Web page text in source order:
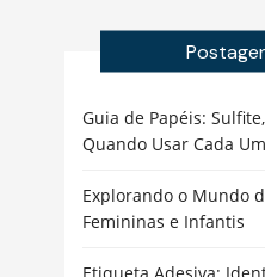
Guia de Papéis:
Quando Usar Cada
Explorando o Mundo
Femininas e Infantis
Etiqueta Adesiva: